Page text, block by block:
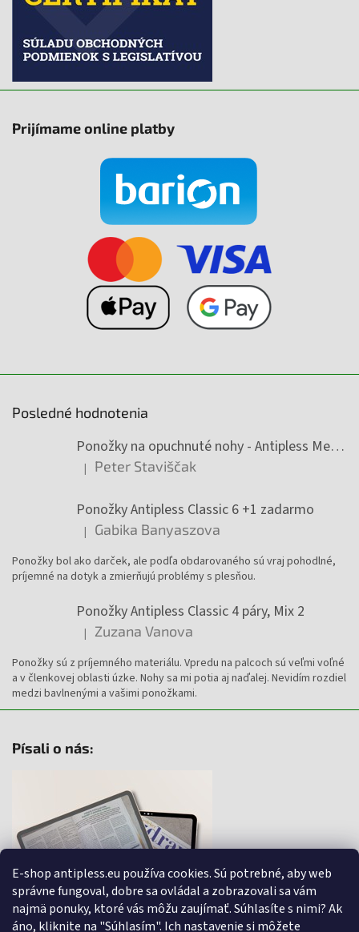
E-shop antipless.eu používa cookies. Sú potrebné, aby web
správne fungoval, dobre sa ovládal a zobrazovali sa vám
najmä ponuky, ktoré vás môžu zaujímať. Súhlasíte s nimi? Ak
áno, kliknite na "Súhlasím". Ich nastavenie si môžete
Prijímame online platby
Posledné hodnotenia
Ponožky na opuchnuté nohy - Antipless Medic 6 +1 zadarmo
Hodnotenie produktu je 5 z 5 hviezdičiek.
| Peter Staviščak
Ponožky Antipless Classic 6 +1 zadarmo
Hodnotenie produktu je 5 z 5 hviezdičiek.
| Gabika Banyaszova
Ponožky bol ako darček, ale podľa obdarovaného sú vraj pohodlné,
príjemné na dotyk a zmierňujú problémy s plesňou.
Ponožky Antipless Classic 4 páry, Mix 2
Hodnotenie produktu je 4 z 5 hviezdičiek.
| Zuzana Vanova
Ponožky sú z príjemného materiálu. Vpredu na palcoch sú veľmi voľné
a v členkovej oblasti úzke. Nohy sa mi potia aj naďalej. Nevidím rozdiel
medzi bavlnenými a vašimi ponožkami.
Písali o nás: